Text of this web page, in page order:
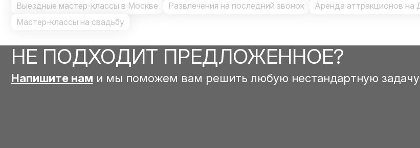
Выездные мастер-классы в Москве
Развлечения на последний звонок Аренда аттракционов на
Мастер-классы на свадьбу
НЕ ПОДХОДИТ ПРЕДЛОЖЕННОЕ?
Напишите нам и мы поможем вам решить любую нестандартную задачу